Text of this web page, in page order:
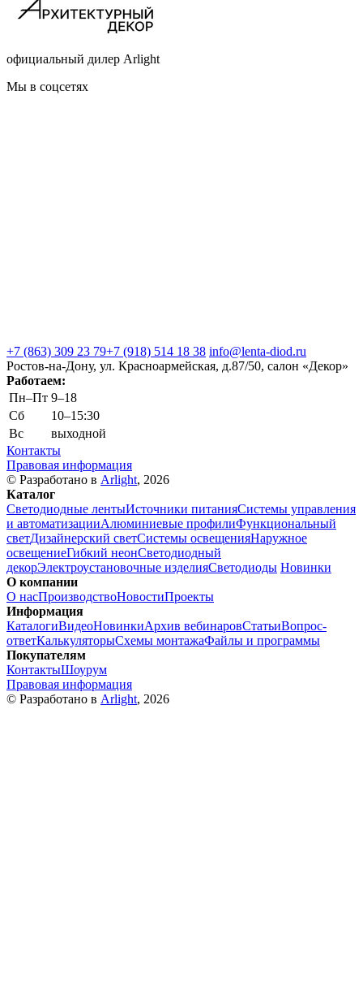
официальный дилер Arlight
Мы в соцсетях
+7 (863) 309 23 79+7 (918) 514 18 38 info@lenta-diod.ru
Ростов-на-Дону, ул. Красноармейская, д.87/50, салон «Декор»
Работаем:
Пн–Пт 9–18
Сб
10–15:30
Вс
выходной
Контакты
Правовая информация
© Разработано в Arlight, 2026
Каталог
Светодиодные лентыИсточники питанияСистемы управления
и автоматизацииАлюминиевые профилиФункциональный
светДизайнерский светСистемы освещенияНаружное
освещениеГибкий неонСветодиодный
декорЭлектроустановочные изделияСветодиоды Новинки
О компании
О насПроизводствоНовостиПроекты
Информация
КаталогиВидеоНовинкиАрхив вебинаровСтатьиВопрос-
ответКалькуляторыСхемы монтажаФайлы и программы
Покупателям
КонтактыШоурум
Правовая информация
© Разработано в Arlight, 2026